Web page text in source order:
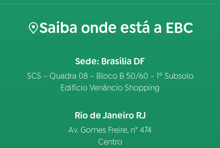
Saiba onde está a EBC
Sede: Brasília DF
SCS – Quadra 08 – Bloco B 50/60 – 1º Subsolo
Edifício Venâncio Shopping
Rio de Janeiro RJ
Av. Gomes Freire, n° 474
Centro